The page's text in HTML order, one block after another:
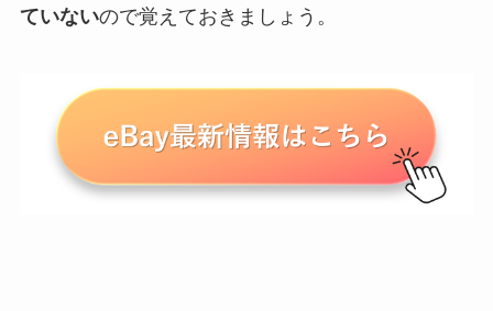
ていないので覚えておきましょう。